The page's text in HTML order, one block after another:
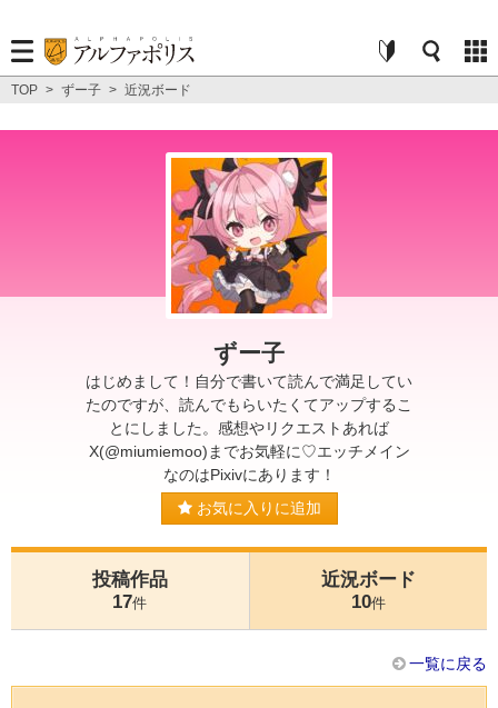
TOP > ずー子 > 近況ボード
ずー子
はじめまして！自分で書いて読んで満足してい
たのですが、読んでもらいたくてアップするこ
とにしました。感想やリクエストあれば
X(@miumiemoo)までお気軽に♡エッチメイン
なのはPixivにあります！
お気に入りに追加
投稿作品
17件
近況ボード
10件
一覧に戻る